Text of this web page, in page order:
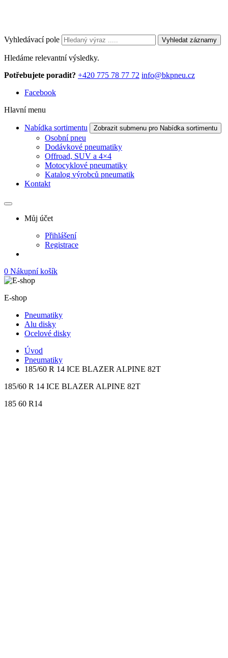
Vyhledávací pole Vyhledat záznamy
Hledáme relevantní výsledky.
Potřebujete poradit? +420 775 78 77 72 info@bkpneu.cz
Facebook
Hlavní menu
Nabídka sortimentu Zobrazit submenu pro Nabídka sortimentu
Osobní pneu
Dodávkové pneumatiky
Offroad, SUV a 4×4
Motocyklové pneumatiky
Katalog výrobců pneumatik
Kontakt
Můj účet
Přihlášení
Registrace
0 Nákupní košík
E-shop
Pneumatiky
Alu disky
Ocelové disky
Úvod
Pneumatiky
185/60 R 14 ICE BLAZER ALPINE 82T
185/60 R 14 ICE BLAZER ALPINE 82T
185 60 R14